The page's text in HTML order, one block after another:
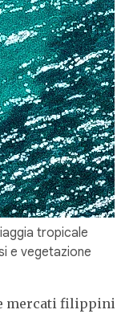
tropicale
e vegetazione
mercati filippini